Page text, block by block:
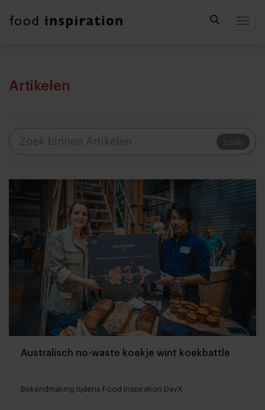
Artikelen
Zoek!
Australisch no-waste koekje wint koekbattle
Bekendmaking tijdens Food Inspiration DayX